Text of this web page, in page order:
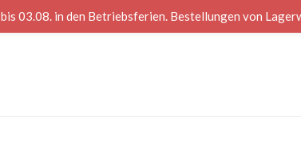
03.08. in den Betriebsferien. Bestellungen von